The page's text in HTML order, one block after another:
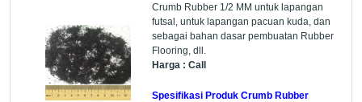
Crumb Rubber 1/2 MM untuk lapangan
futsal, untuk lapangan pacuan kuda, dan
sebagai bahan dasar pembuatan Rubber
Flooring, dll.
Harga : Call
Spesifikasi Produk Crumb Rubber